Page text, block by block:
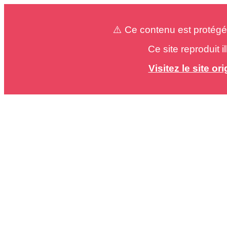
⚠️ Ce contenu est
Ce site reproduit
Visitez le site